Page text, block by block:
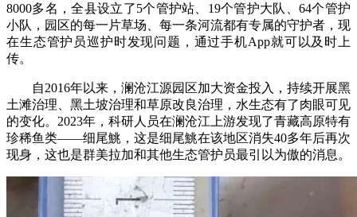
8000多名，全县设立了5个管护站、19个管护大队、64个管护
小队，园区的每一片草场、每一条河流都有专属的守护者，现
在生态管护员巡护时发现问题，通过手机App就可以及时上
传。
自2016年以来，澜沧江源园区加大资金投入，持续开展黑
土滩治理、黑土坡治理和草原改良治理，水生态有了肉眼可见
的变化。2023年，科研人员在澜沧江上游发现了青藏高原特有
珍稀鱼类——细尾鮡，这是细尾鮡在该地区消失40多年后再次
现身，这也是群美拉加和其他生态管护员最引以为傲的消息。